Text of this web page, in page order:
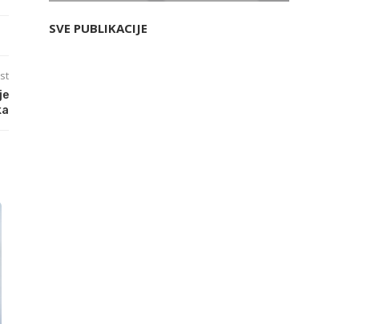
SVE PUBLIKACIJE